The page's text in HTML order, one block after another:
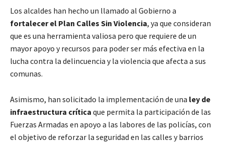
Los alcaldes han hecho un llamado al Gobierno a
fortalecer el Plan Calles Sin Violencia, ya que consideran
que es una herramienta valiosa pero que requiere de un
mayor apoyo y recursos para poder ser más efectiva en la
lucha contra la delincuencia y la violencia que afecta a sus
comunas.
Asimismo, han solicitado la implementación de una ley de
infraestructura crítica que permita la participación de las
Fuerzas Armadas en apoyo a las labores de las policías, con
el objetivo de reforzar la seguridad en las calles y barrios